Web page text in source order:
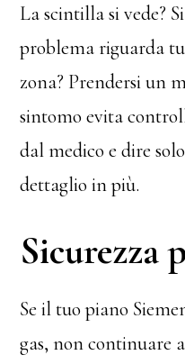
La scintilla si vede?
problema riguarda
zona? Prendersi un
sintomo evita
dal medico e dire
dettaglio in più.
Sicurezza
Se il tuo piano
gas, non continuare